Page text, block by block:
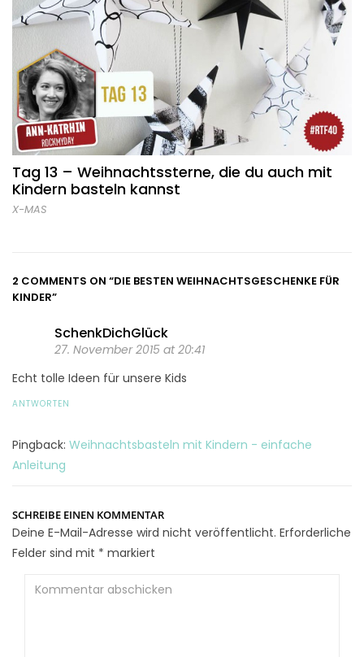
Tag 13 – Weihnachtssterne, die du auch mit
Kindern basteln kannst
X-MAS
2 COMMENTS ON “DIE BESTEN WEIHNACHTSGESCHENKE FÜR
KINDER”
SchenkDichGlück
27. November 2015 at 20:41
Echt tolle Ideen für unsere Kids
ANTWORTEN
Pingback: Weihnachtsbasteln mit Kindern - einfache
Anleitung
SCHREIBE EINEN KOMMENTAR
Deine E-Mail-Adresse wird nicht veröffentlicht. Erforderliche
Felder sind mit * markiert
Kommentar